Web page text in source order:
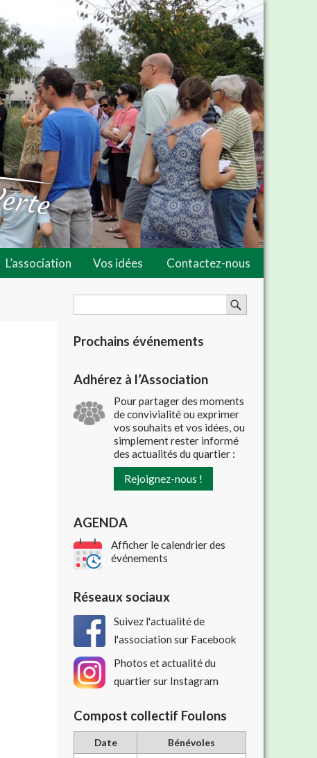
L’association Vos idées Contactez-nous
Prochains événements
Adhérez à l’Association
Pour partager des moments
de convivialité ou exprimer
vos souhaits et vos idées, ou
simplement rester informé
des actualités du quartier :
Rejoignez-nous !
AGENDA
Afficher le calendrier des
événements
Réseaux sociaux
Suivez l'actualité de
l'association sur Facebook
Photos et actualité du
quartier sur Instagram
Compost collectif Foulons
Date
Bénévoles